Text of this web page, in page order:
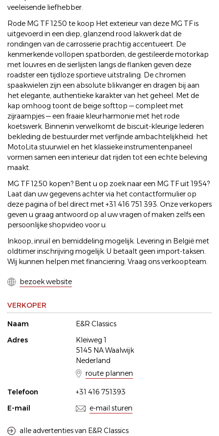
veeleisende liefhebber.
Rode MG TF 1250 te koop Het exterieur van deze MG TF is
uitgevoerd in een diep, glanzend rood lakwerk dat de
rondingen van de carrosserie prachtig accentueert. De
kenmerkende vollopen spatborden, de gestileerde motorkap
met louvres en de sierlijsten langs de flanken geven deze
roadster een tijdloze sportieve uitstraling. De chromen
spaakwielen zijn een absolute blikvanger en dragen bij aan
het elegante, authentieke karakter van het geheel. Met de
kap omhoog toont de beige softtop — compleet met
zijraampjes — een fraaie kleurharmonie met het rode
koetswerk. Binnenin verwelkomt de biscuit-kleurige lederen
bekleding de bestuurder met verfijnde ambachtelijkheid: het
MotoLita stuurwiel en het klassieke instrumentenpaneel
vormen samen een interieur dat rijden tot een echte beleving
maakt.
MG TF 1250 kopen? Bent u op zoek naar een MG TF uit 1954?
Laat dan uw gegevens achter via het contactformulier op
deze pagina of bel direct met +31 416 751 393. Onze verkopers
geven u graag antwoord op al uw vragen of maken zelfs een
persoonlijke shopvideo voor u.
Inkoop, inruil en bemiddeling mogelijk. Levering in België met
oldtimer inschrijving mogelijk. U betaalt geen import-taksen.
Wij kunnen helpen met financiering. Vraag ons verkoopteam.
bezoek website
VERKOPER
Naam
E&R Classics
Adres
Kleiweg 1
5145 NA Waalwijk
Nederland
route plannen
Telefoon
+31 416 751393
E-mail
e-mail sturen
alle advertenties van E&R Classics